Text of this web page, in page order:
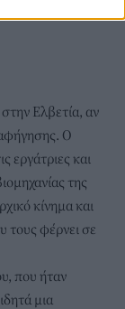
Ελβετία, αν
Ο
εργάτριες και
της
κίνημα και
τους φέρνει σε
που ήταν
μια